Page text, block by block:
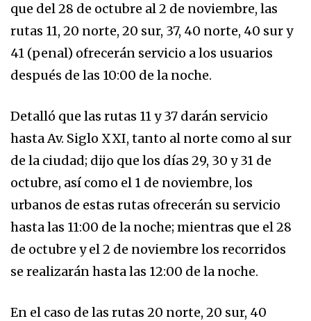
que del 28 de octubre al 2 de noviembre, las
rutas 11, 20 norte, 20 sur, 37, 40 norte, 40 sur y
41 (penal) ofrecerán servicio a los usuarios
después de las 10:00 de la noche.
Detalló que las rutas 11 y 37 darán servicio
hasta Av. Siglo XXI, tanto al norte como al sur
de la ciudad; dijo que los días 29, 30 y 31 de
octubre, así como el 1 de noviembre, los
urbanos de estas rutas ofrecerán su servicio
hasta las 11:00 de la noche; mientras que el 28
de octubre y el 2 de noviembre los recorridos
se realizarán hasta las 12:00 de la noche.
En el caso de las rutas 20 norte, 20 sur, 40